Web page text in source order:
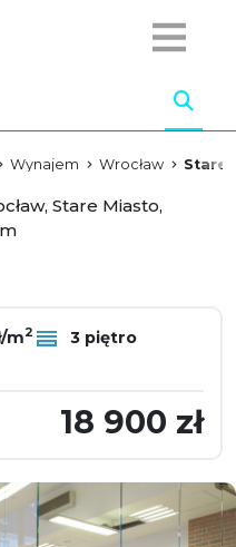
Wynajem Wrocław Stare
Stare Miasto,
m2
3 piętro
18 900 zł